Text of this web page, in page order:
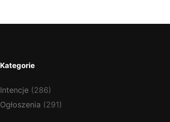
Kategorie
Intencje(286)
Ogłoszenia (291)